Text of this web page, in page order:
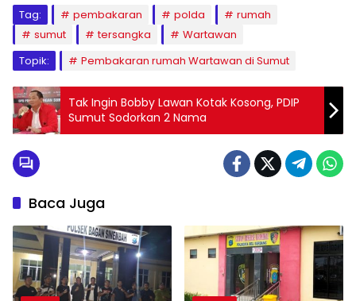
Tag: pembakaran polda
rumah
sumut
tersangka
Wartawan
Topik:
Pembakaran rumah Wartawan di Sumut
Tak Ingin Bobby Lawan Kotak Kosong, PDIP
Sumut Sodorkan 2 Nama
Baca Juga